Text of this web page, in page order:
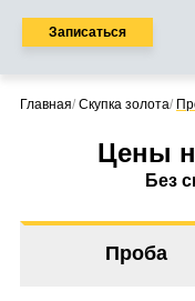
Записаться
Главная/ Скупка золота/
Цены
Без
Проба